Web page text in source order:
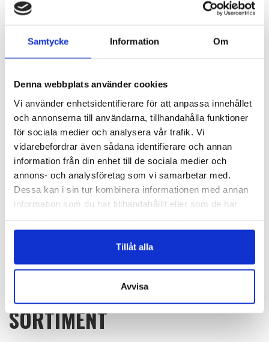
Samtycke Information Om
Denna webbplats använder cookies
Vi använder enhetsidentifierare för att anpassa innehållet
och annonserna till användarna, tillhandahålla funktioner
för sociala medier och analysera vår trafik. Vi
vidarebefordrar även sådana identifierare och annan
information från din enhet till de sociala medier och
annons- och analysföretag som vi samarbetar med.
Dessa kan i sin tur kombinera informationen med annan
information som du har tillhandahållit eller som de har
Tillåt alla
Avvisa
FJÄDERBLOMMA – FJB007
READ MORE
FJÄDERBLOMMA – FJB004
READ MORE
FJÄDERDEKORATION – FJD013
Logga in för att se pris
FJÄDERDEKORATION – FJD007
Logga in för att se pris
SORTIMENT